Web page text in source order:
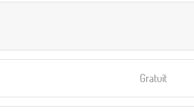
Gratuit